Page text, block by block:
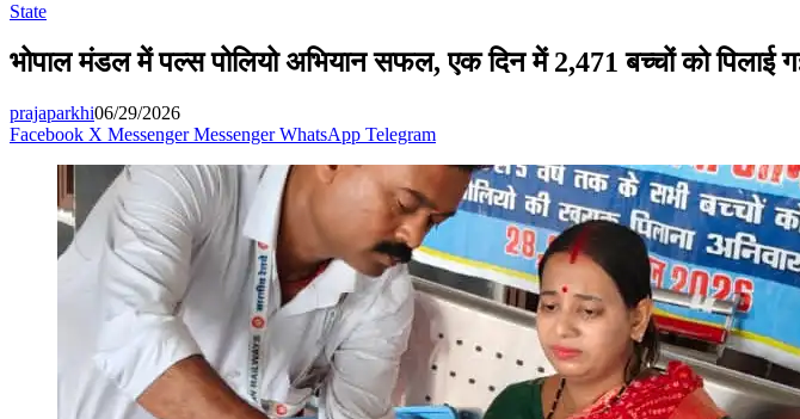
State
भोपाल मंडल में पल्स पोलियो अभियान सफल, एक दिन में 2,471 बच्चों को पिलाई
prajaparkhi06/29/2026
Facebook X Messenger Messenger WhatsApp Telegram